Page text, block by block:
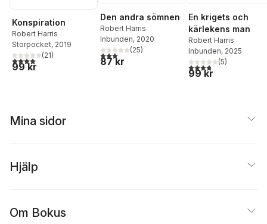
Konspiration
Robert Harris
Storpocket, 2019
4,0utav 5 stjärnor. Totalt antal röster:
(21)
99 kr
Den andra sömnen
Robert Harris
Inbunden, 2020
3,0utav 5 stjärnor. Totalt antal röster:
(25)
87 kr
En krigets och
kärlekens man
Robert Harris
Inbunden, 2025
3,8utav 5 stjärnor.
(5)
99 kr
Mina sidor
Hjälp
Om Bokus